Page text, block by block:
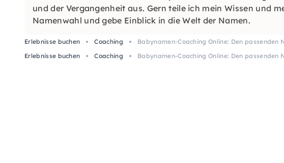
und der Vergangenheit aus. Gern teile ich mein Wissen und
Namenwahl und gebe Einblick in die Welt der Namen.
Erlebnisse buchen Coaching
Babynamen-Coaching Online: Den passenden
Erlebnisse buchen
Coaching Babynamen-Coaching Online: Den passenden